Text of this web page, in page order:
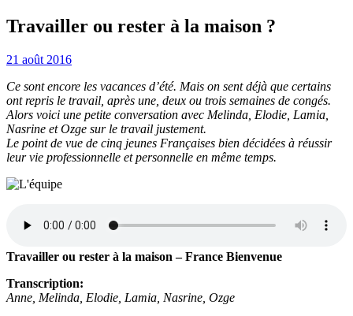
Travailler ou rester à la maison ?
21 août 2016
Ce sont encore les vacances d’été. Mais on sent déjà que certains
ont repris le travail, après une, deux ou trois semaines de congés.
Alors voici une petite conversation avec Melinda, Elodie, Lamia,
Nasrine et Ozge sur le travail justement.
Le point de vue de cinq jeunes Françaises bien décidées à réussir
leur vie professionnelle et personnelle en même temps.
Travailler ou rester à la maison – France Bienvenue
Transcription:
Anne, Melinda, Elodie, Lamia, Nasrine, Ozge